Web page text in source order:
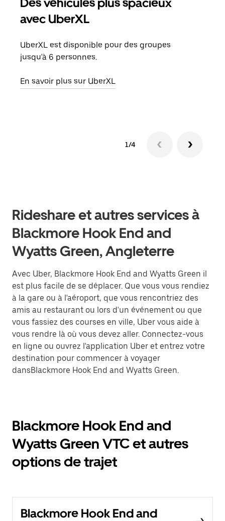
avec UberXL
UberXL est disponible pour des groupes
jusqu'à 6 personnes.
En savoir plus sur UberXL
1/4
Rideshare et autres services à
Blackmore Hook End and
Wyatts Green, Angleterre
Avec Uber, Blackmore Hook End and Wyatts Green il
est plus facile de se déplacer. Que vous vous rendiez
à la gare ou à l'aéroport, que vous rencontriez des
amis au restaurant ou lors d'un événement ou que
vous fassiez des courses en ville, Uber vous aide à
vous rendre là où vous devez aller. Connectez-vous
en ligne ou ouvrez l'application Uber et entrez votre
destination pour commencer à voyager
dansBlackmore Hook End and Wyatts Green.
Blackmore Hook End and
Wyatts Green VTC et autres
options de trajet
Blackmore Hook End and